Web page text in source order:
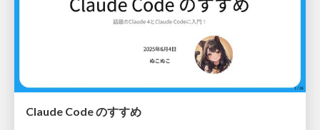
Claude Code のすすめ